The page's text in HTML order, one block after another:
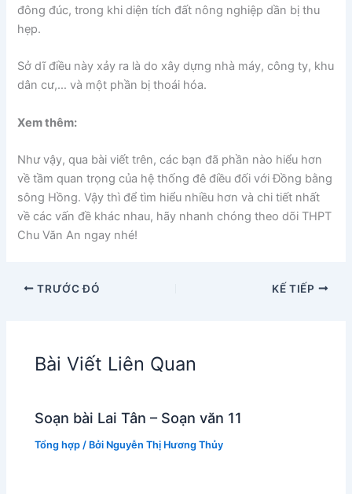
đông đúc, trong khi diện tích đất nông nghiệp dần bị thu
hẹp.
Sở dĩ điều này xảy ra là do xây dựng nhà máy, công ty, khu
dân cư,… và một phần bị thoái hóa.
Xem thêm:
Như vậy, qua bài viết trên, các bạn đã phần nào hiểu hơn
về tầm quan trọng của hệ thống đê điều đối với Đồng bằng
sông Hồng. Vậy thì để tìm hiểu nhiều hơn và chi tiết nhất
về các vấn đề khác nhau, hãy nhanh chóng theo dõi THPT
Chu Văn An ngay nhé!
TRƯỚC ĐÓ KẾ TIẾP
Bài Viết Liên Quan
Soạn bài Lai Tân – Soạn văn 11
Tổng hợp / Bởi Nguyễn Thị Hương Thủy